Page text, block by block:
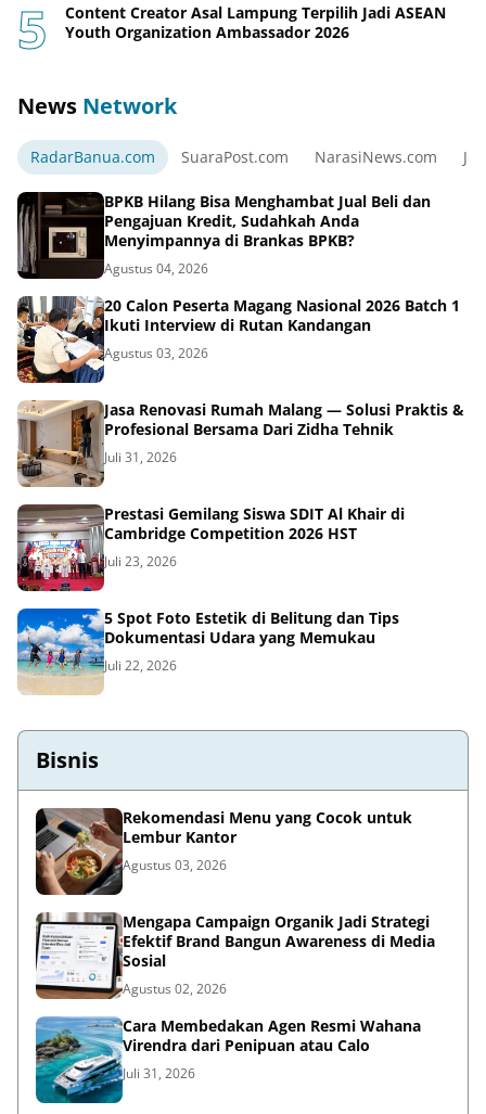
Content Creator Asal Lampung Terpilih Jadi ASEAN
Youth Organization Ambassador 2026
News Network
RadarBanua.com SuaraPost.com NarasiNews.com
BPKB Hilang Bisa Menghambat Jual Beli dan
Pengajuan Kredit, Sudahkah Anda
Menyimpannya di Brankas BPKB?
Agustus 04, 2026
20 Calon Peserta Magang Nasional 2026 Batch 1
Ikuti Interview di Rutan Kandangan
Agustus 03, 2026
Jasa Renovasi Rumah Malang — Solusi Praktis &
Profesional Bersama Dari Zidha Tehnik
Juli 31, 2026
Prestasi Gemilang Siswa SDIT Al Khair di
Cambridge Competition 2026 HST
Juli 23, 2026
5 Spot Foto Estetik di Belitung dan Tips
Dokumentasi Udara yang Memukau
Juli 22, 2026
Bisnis
Rekomendasi Menu yang Cocok untuk
Lembur Kantor
Agustus 03, 2026
Mengapa Campaign Organik Jadi Strategi
Efektif Brand Bangun Awareness di Media
Sosial
Agustus 02, 2026
Cara Membedakan Agen Resmi Wahana
Virendra dari Penipuan atau Calo
Juli 31, 2026